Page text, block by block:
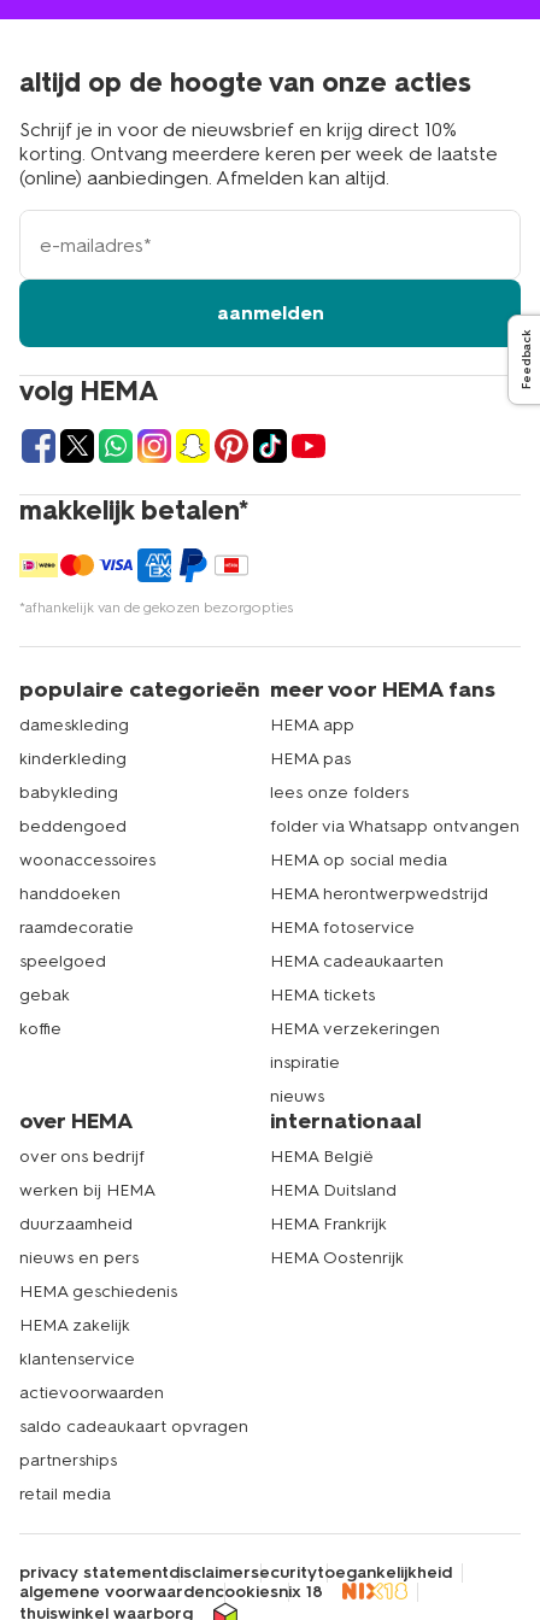
volg HEMA
makkelijk betalen*
*afhankelijk van de gekozen bezorgopties
altijd op de hoogte van onze acties
Schrijf je in voor de nieuwsbrief en krijg direct 10%
korting. Ontvang meerdere keren per week de laatste
(online) aanbiedingen. Afmelden kan altijd.
e-
mailadres
aanmelden
populaire categorieën
dameskleding
kinderkleding
babykleding
beddengoed
woonaccessoires
handdoeken
raamdecoratie
speelgoed
gebak
koffie
meer voor HEMA fans
HEMA app
HEMA pas
lees onze folders
folder via Whatsapp ontvangen
HEMA op social media
HEMA herontwerpwedstrijd
HEMA fotoservice
HEMA cadeaukaarten
HEMA tickets
HEMA verzekeringen
inspiratie
nieuws
over HEMA
over ons bedrijf
werken bij HEMA
duurzaamheid
nieuws en pers
HEMA geschiedenis
HEMA zakelijk
klantenservice
actievoorwaarden
saldo cadeaukaart opvragen
partnerships
retail media
internationaal
HEMA België
HEMA Duitsland
HEMA Frankrijk
HEMA Oostenrijk
privacy statementdisclaimersecuritytoegankelijkheid
algemene voorwaardencookiesnix 18
thuiswinkel waarborg
Feedback